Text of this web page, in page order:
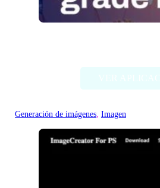
Generación de imágenes, Imagen